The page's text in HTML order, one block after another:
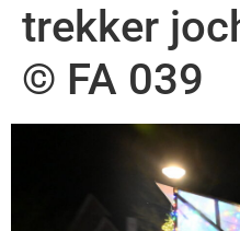
trekker
© FA 039